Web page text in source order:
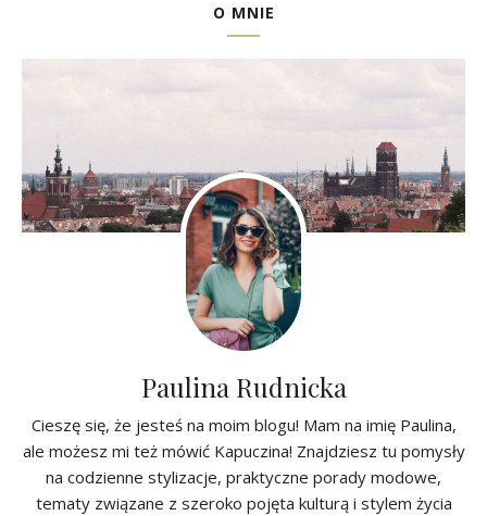
O MNIE
Paulina Rudnicka
Cieszę się, że jesteś na moim blogu! Mam na imię Paulina,
ale możesz mi też mówić Kapuczina! Znajdziesz tu pomysły
na codzienne stylizacje, praktyczne porady modowe,
tematy związane z szeroko pojęta kulturą i stylem życia